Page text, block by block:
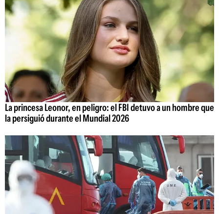
La princesa Leonor, en peligro: el FBI detuvo a un hombre que
la persiguió durante el Mundial 2026